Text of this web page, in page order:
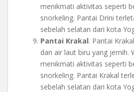
menikmati aktivitas seperti
snorkeling. Pantai Drini
sebelah selatan dari kota
Pantai Krakal. Pantai
dan air laut biru yang jernih.
menikmati aktivitas seperti
snorkeling. Pantai Krakal
sebelah selatan dari kota